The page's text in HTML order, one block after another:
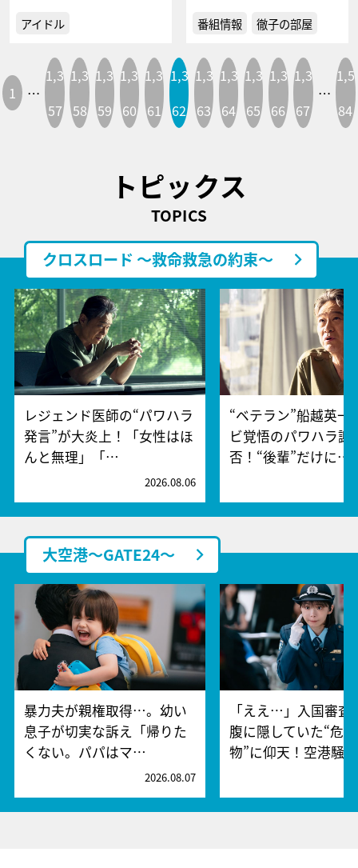
アイドル 番組情報 徹子の部屋
1 …
1,3
57
1,3
58
1,3
59
1,3
60
1,3
61
1,3
62
1,3
63
1,3
64
1,3
65
1,3
66
1,3
67
…
1,5
84
トピックス
TOPICS
クロスロード ～救命救急の約束～
レジェンド医師の“パワハラ
発言”が大炎上！「女性はほ
んと無理」「…
2026.08.06
“ベテラン”船越英一
ビ覚悟のパワハラ謝
否！“後輩”だけに…
大空港～GATE24～
暴力夫が親権取得…。幼い
息子が切実な訴え「帰りた
くない。パパはマ…
2026.08.07
「ええ…」入国審査
腹に隠していた“危
物”に仰天！空港騒